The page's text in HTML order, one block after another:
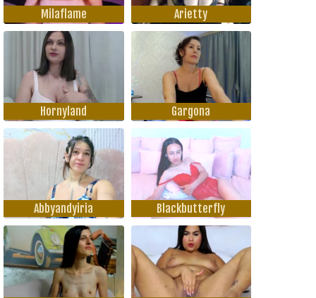
Milaflame Arietty
Hornyland Gargona
Abbyandyiria Blackbutterfly